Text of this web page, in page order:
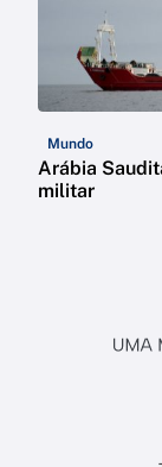
Mundo
Arábia
militar